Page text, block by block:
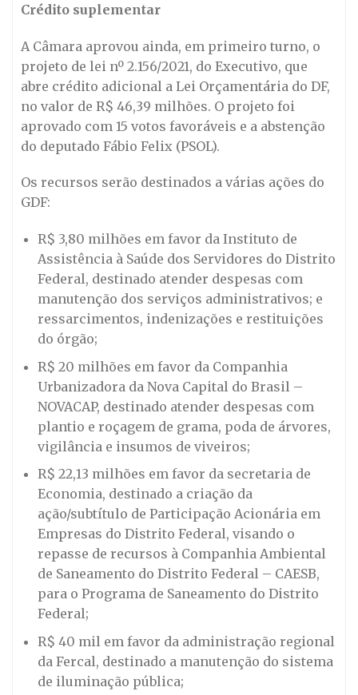
Crédito suplementar
A Câmara aprovou ainda, em primeiro turno, o
projeto de lei nº 2.156/2021, do Executivo, que
abre crédito adicional a Lei Orçamentária do DF,
no valor de R$ 46,39 milhões. O projeto foi
aprovado com 15 votos favoráveis e a abstenção
do deputado Fábio Felix (PSOL).
Os recursos serão destinados a várias ações do
GDF:
R$ 3,80 milhões em favor da Instituto de
Assistência à Saúde dos Servidores do Distrito
Federal, destinado atender despesas com
manutenção dos serviços administrativos; e
ressarcimentos, indenizações e restituições
do órgão;
R$ 20 milhões em favor da Companhia
Urbanizadora da Nova Capital do Brasil –
NOVACAP, destinado atender despesas com
plantio e roçagem de grama, poda de árvores,
vigilância e insumos de viveiros;
R$ 22,13 milhões em favor da secretaria de
Economia, destinado a criação da
ação/subtítulo de Participação Acionária em
Empresas do Distrito Federal, visando o
repasse de recursos à Companhia Ambiental
de Saneamento do Distrito Federal – CAESB,
para o Programa de Saneamento do Distrito
Federal;
R$ 40 mil em favor da administração regional
da Fercal, destinado a manutenção do sistema
de iluminação pública;